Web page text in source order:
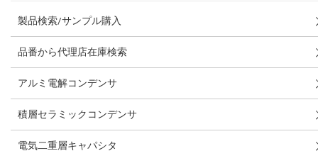
製品検索/サンプル購入
品番から代理店在庫検索
アルミ電解コンデンサ
積層セラミックコンデンサ
電気二重層キャパシタ